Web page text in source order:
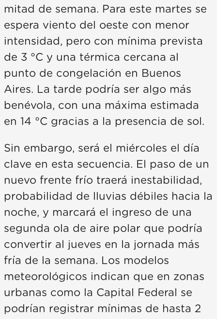
mitad de semana. Para este martes se
espera viento del oeste con menor
intensidad, pero con mínima prevista
de 3 °C y una térmica cercana al
punto de congelación en Buenos
Aires. La tarde podría ser algo más
benévola, con una máxima estimada
en 14 °C gracias a la presencia de sol.
Sin embargo, será el miércoles el día
clave en esta secuencia. El paso de un
nuevo frente frío traerá inestabilidad,
probabilidad de lluvias débiles hacia la
noche, y marcará el ingreso de una
segunda ola de aire polar que podría
convertir al jueves en la jornada más
fría de la semana. Los modelos
meteorológicos indican que en zonas
urbanas como la Capital Federal se
podrían registrar mínimas de hasta 2